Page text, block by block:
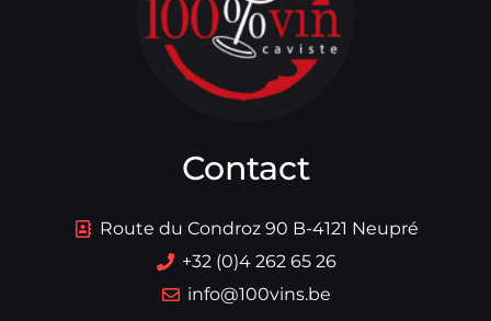
Contact
Route du Condroz 90 B-4121 Neupré
+32 (0)4 262 65 26
info@100vins.be